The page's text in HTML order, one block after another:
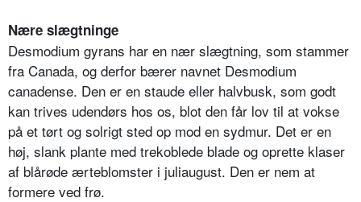
Nære slægtninge
Desmodium gyrans har en nær slægtning, som stammer
fra Canada, og derfor bærer navnet Desmodium
canadense. Den er en staude eller halvbusk, som godt
kan trives udendørs hos os, blot den får lov til at vokse
på et tørt og solrigt sted op mod en sydmur. Det er en
høj, slank plante med trekoblede blade og oprette klaser
af blårøde ærteblomster i juliaugust. Den er nem at
formere ved frø.